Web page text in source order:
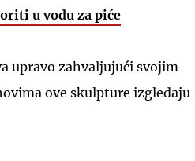
u vodu za piće
upravo zahvaljujući svojim
ove skulpture izgledaju